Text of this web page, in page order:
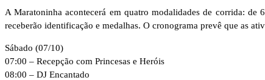
A Maratoninha acontecerá em quatro modalidades de corrida:
receberão identificação e medalhas. O cronograma prevê que as
Sábado (07/10)
07:00 – Recepção com Princesas e Heróis
08:00 – DJ Encantado